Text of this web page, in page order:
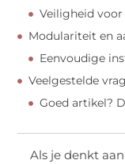
Veiligheid
Modulariteit en
Eenvoudige
Veelgestelde
Goed artikel?
Als je denkt